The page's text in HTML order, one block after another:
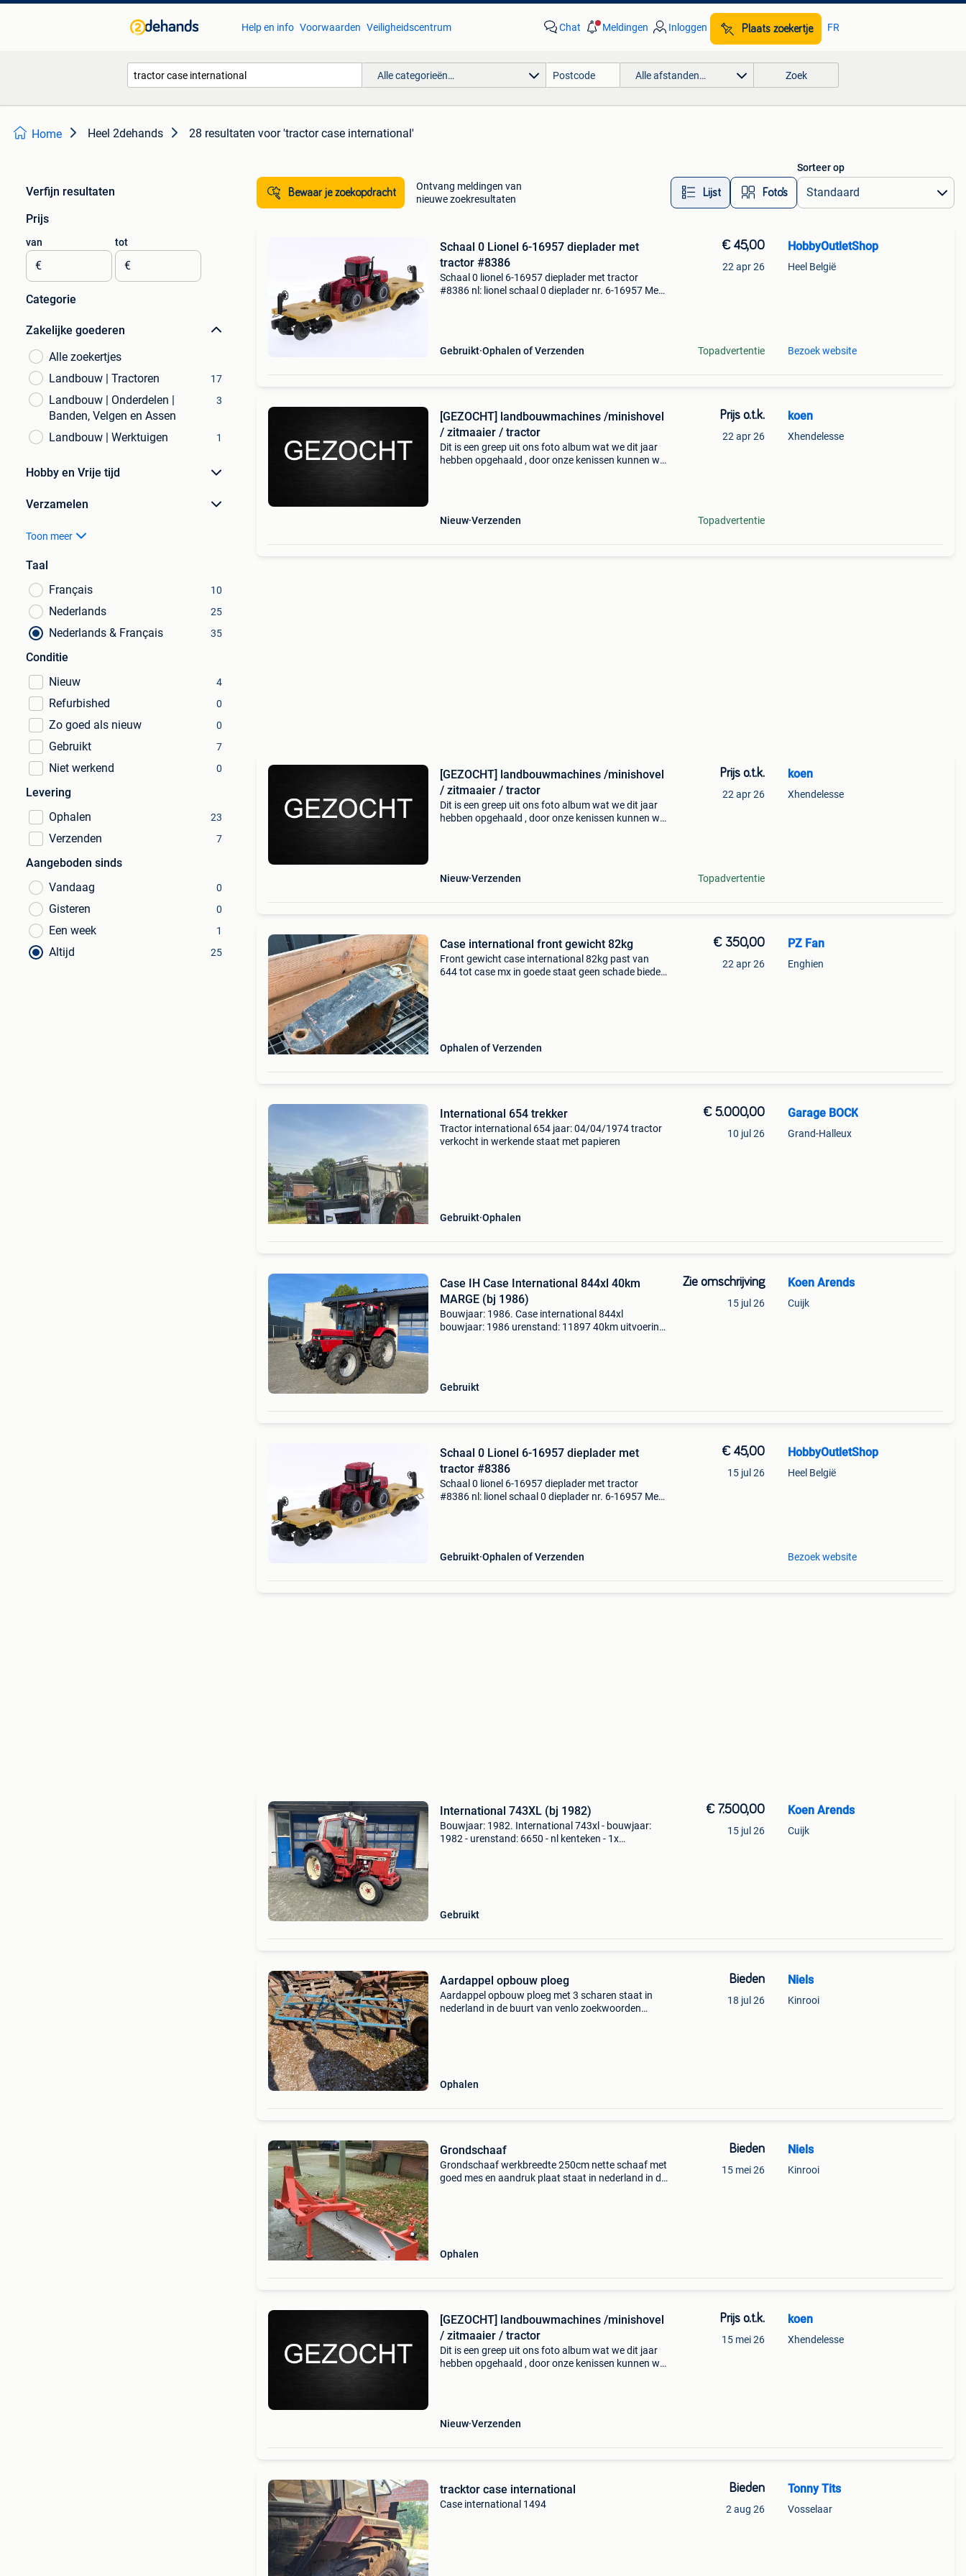
Help en info Voorwaarden Veiligheidscentrum Chat Meldingen Inloggen Plaats zoekertje FR
Alle categorieën… Alle afstanden… Zoek
Home Heel 2dehands 28 resultaten voor 'tractor case international'
Verfijn resultaten
Prijs
van
€
tot
€
Categorie
Zakelijke goederen
Alle zoekertjes
Landbouw | Tractoren
17
Landbouw | Onderdelen |
Banden, Velgen en Assen
3
Landbouw | Werktuigen 1
Hobby en Vrije tijd
Verzamelen
Toon meer
Taal
Français
10
Nederlands 25
Nederlands & Français 35
Conditie
Nieuw
4
Refurbished 0
Zo goed als nieuw 0
Gebruikt 7
Niet werkend 0
Levering
Ophalen
23
Verzenden 7
Aangeboden sinds
Vandaag
0
Gisteren 0
Een week 1
Altijd 25
Bewaar je zoekopdracht
Ontvang meldingen van
nieuwe zoekresultaten
Lijst Foto’s
Sorteer op
Schaal 0 Lionel 6-16957 dieplader met
tractor #8386
Schaal 0 lionel 6-16957 dieplader met tractor
#8386 nl: lionel schaal 0 dieplader nr. 6-16957 Met
Gebruikt Ophalen of Verzenden
€ 45,00
22 apr 26
Topadvertentie
HobbyOutletShop
Heel België
Bezoek website
[GEZOCHT] landbouwmachines /minishovel
/ zitmaaier / tractor
Dit is een greep uit ons foto album wat we dit jaar
hebben opgehaald , door onze kenissen kunnen we
Nieuw Verzenden
Prijs o.t.k.
22 apr 26
Topadvertentie
koen
Xhendelesse
[GEZOCHT] landbouwmachines /minishovel
/ zitmaaier / tractor
Dit is een greep uit ons foto album wat we dit jaar
hebben opgehaald , door onze kenissen kunnen we
Nieuw Verzenden
Prijs o.t.k.
22 apr 26
Topadvertentie
koen
Xhendelesse
Case international front gewicht 82kg
Front gewicht case international 82kg past van
644 tot case mx in goede staat geen schade bieden
Ophalen of Verzenden
€ 350,00
22 apr 26
PZ Fan
Enghien
International 654 trekker
Tractor international 654 jaar: 04/04/1974 tractor
verkocht in werkende staat met papieren
Gebruikt Ophalen
€ 5.000,00
10 jul 26
Garage BOCK
Grand-Halleux
Case IH Case International 844xl 40km
MARGE (bj 1986)
Bouwjaar: 1986. Case international 844xl
bouwjaar: 1986 urenstand: 11897 40km uitvoering
Gebruikt
Zie omschrijving
15 jul 26
Koen Arends
Cuijk
Schaal 0 Lionel 6-16957 dieplader met
tractor #8386
Schaal 0 lionel 6-16957 dieplader met tractor
#8386 nl: lionel schaal 0 dieplader nr. 6-16957 Met
Gebruikt Ophalen of Verzenden
€ 45,00
15 jul 26
HobbyOutletShop
Heel België
Bezoek website
International 743XL (bj 1982)
Bouwjaar: 1982. International 743xl - bouwjaar:
1982 - urenstand: 6650 - nl kenteken - 1x
Gebruikt
€ 7.500,00
15 jul 26
Koen Arends
Cuijk
Aardappel opbouw ploeg
Aardappel opbouw ploeg met 3 scharen staat in
nederland in de buurt van venlo zoekwoorden
Ophalen
Bieden
18 jul 26
Niels
Kinrooi
Grondschaaf
Grondschaaf werkbreedte 250cm nette schaaf met
goed mes en aandruk plaat staat in nederland in de
Ophalen
Bieden
15 mei 26
Niels
Kinrooi
[GEZOCHT] landbouwmachines /minishovel
/ zitmaaier / tractor
Dit is een greep uit ons foto album wat we dit jaar
hebben opgehaald , door onze kenissen kunnen we
Nieuw Verzenden
Prijs o.t.k.
15 mei 26
koen
Xhendelesse
tracktor case international
Case international 1494
Bieden
2 aug 26
Tonny Tits
Vosselaar